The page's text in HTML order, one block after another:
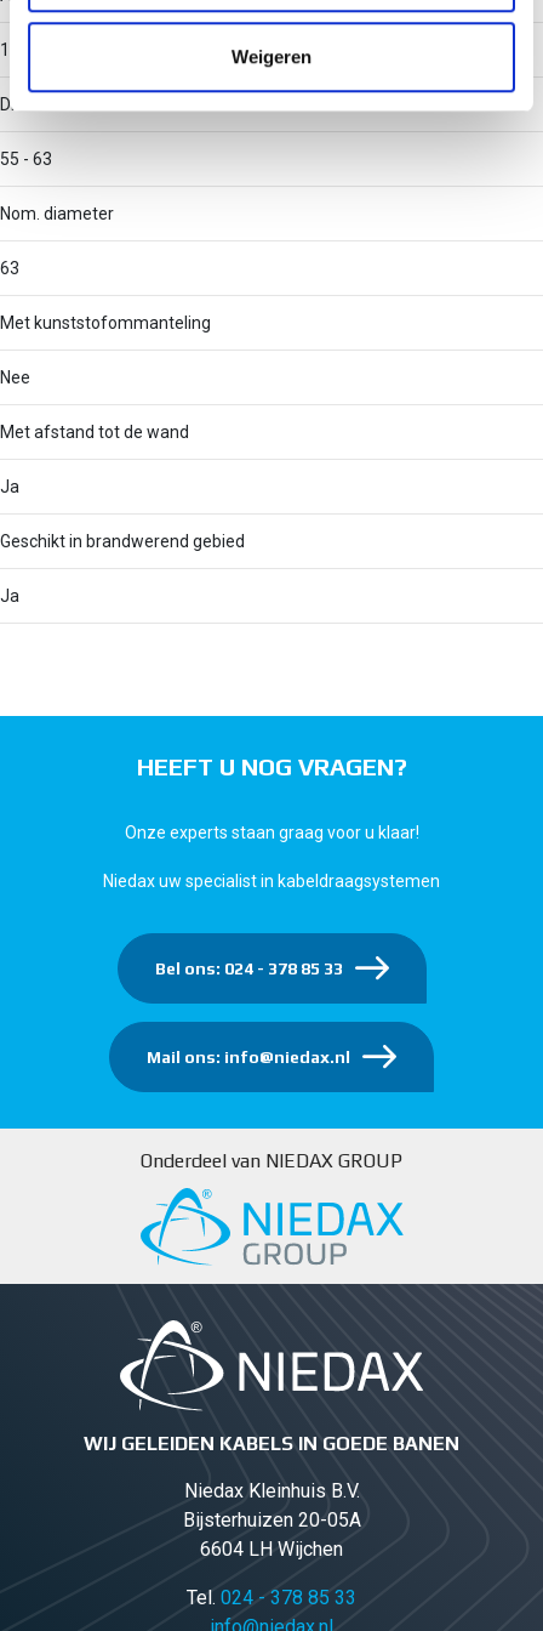
verzameld op basis van uw gebruik van hun services.
Weigeren
1
Diameter
55 - 63
Nom. diameter
63
Met kunststofommanteling
Nee
Met afstand tot de wand
Ja
Geschikt in brandwerend gebied
Ja
HEEFT U NOG VRAGEN?
Onze experts staan graag voor u klaar!
Niedax uw specialist in kabeldraagsystemen
Bel ons: 024 - 378 85 33
Mail ons: info@niedax.nl
Onderdeel van NIEDAX GROUP
WIJ GELEIDEN KABELS IN GOEDE BANEN
Niedax Kleinhuis B.V.
Bijsterhuizen 20-05A
6604 LH Wijchen
Tel. 024 - 378 85 33